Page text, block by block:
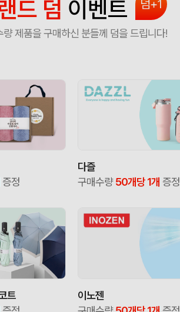
드 덤 이벤트 덤+1
량 제품을 구매하신 분들께 덤을 드립니다!
증정
다즐
구매수량50개당 1개 증정
트
이노젠